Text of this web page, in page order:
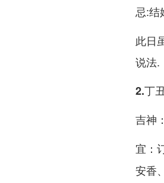
忌:结
此日
说法.
2.丁
吉神
宜
安香